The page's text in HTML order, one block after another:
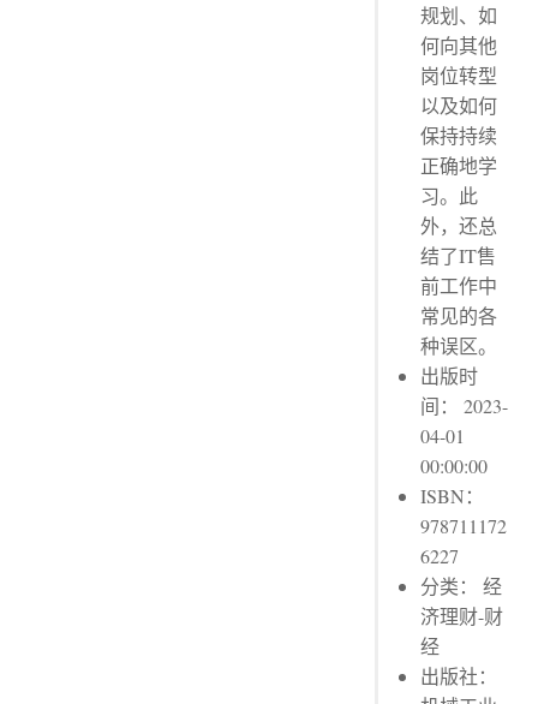
规划、如
何向其他
岗位转型
以及如何
保持持续
正确地学
习。此
外，还总
结了IT售
前工作中
常见的各
种误区。
出版时
间： 2023-
04-01
00:00:00
ISBN：
978711172
6227
分类： 经
济理财-财
经
出版社：